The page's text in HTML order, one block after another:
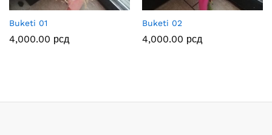
Buketi 01
4,000.00 рсд
Buketi 02
4,000.00 рсд